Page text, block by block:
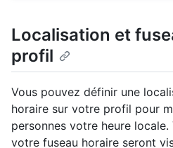
Localisation et
profil
Vous pouvez définir une
horaire sur votre profil pour
personnes votre heure
votre fuseau horaire seront